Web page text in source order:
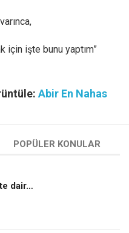
için işte bunu yaptım”
Abir En Nahas
POPÜLER KONULAR
dair…